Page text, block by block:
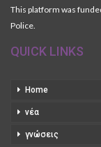
This platform was
Police.
QUICK LINKS
Home
νέα
γνώσεις